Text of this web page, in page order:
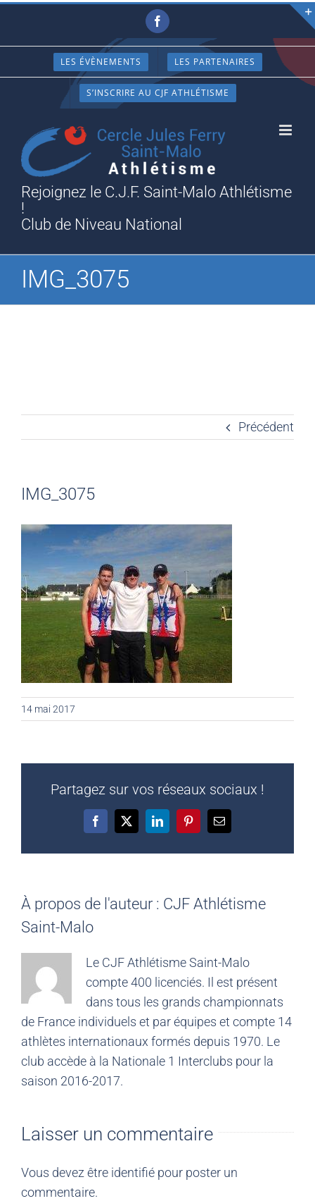
Passer
contenu
Facebook
LES ÉVÈNEMENTS LES PARTENAIRES
S’INSCRIRE AU CJF ATHLÉTISME
Rejoignez le C.J.F. Saint-Malo Athlétisme
!
Club de Niveau National
IMG_3075
Précédent
IMG_3075
14 mai 2017
Partagez sur vos réseaux sociaux !
Facebook
X LinkedInPinterestEmail
À propos de l'auteur : CJF Athlétisme
Saint-Malo
Le CJF Athlétisme Saint-Malo
compte 400 licenciés. Il est présent
dans tous les grands championnats
de France individuels et par équipes et compte 14
athlètes internationaux formés depuis 1970. Le
club accède à la Nationale 1 Interclubs pour la
saison 2016-2017.
Laisser un commentaire
Vous devez être identifié pour poster un
commentaire.